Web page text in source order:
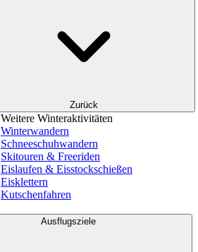
Zurück
Weitere Winteraktivitäten
Winterwandern
Schneeschuhwandern
Skitouren & Freeriden
Eislaufen & Eisstockschießen
Eisklettern
Kutschenfahren
Ausflugsziele